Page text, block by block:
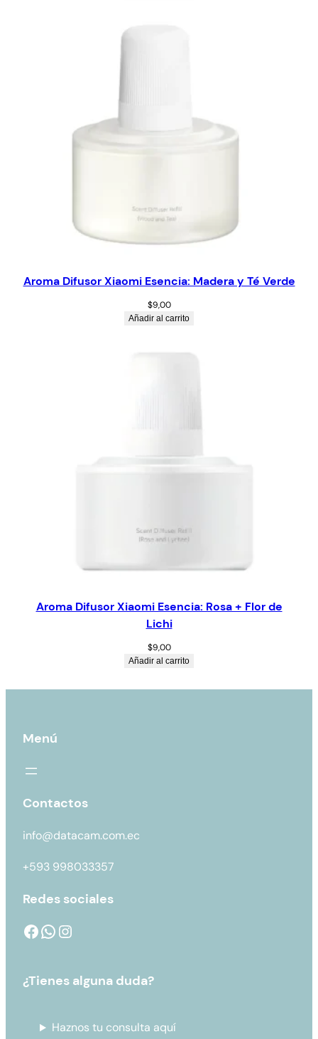
Aroma Difusor Xiaomi Esencia: Madera y Té Verde
$9,00
Añadir al carrito
Aroma Difusor Xiaomi Esencia: Rosa + Flor de
Lichi
$9,00
Añadir al carrito
Menú
Contactos
info@datacam.com.ec
+593 998033357
Redes sociales
¿Tienes alguna duda?
Haznos tu consulta aquí